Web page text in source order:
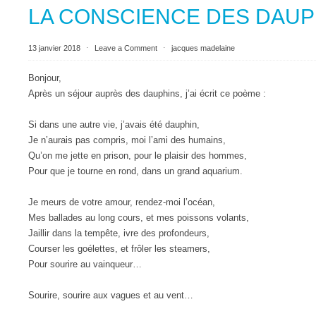
LA CONSCIENCE DES
13 janvier 2018 ⋅ Leave a Comment ⋅ jacques madelaine
Bonjour,
Après un séjour auprès des dauphins, j’ai écrit ce poème :
Si dans une autre vie, j’avais été dauphin,
Je n’aurais pas compris, moi l’ami des humains,
Qu’on me jette en prison, pour le plaisir des hommes,
Pour que je tourne en rond, dans un grand aquarium.
Je meurs de votre amour, rendez-moi l’océan,
Mes ballades au long cours, et mes poissons volants,
Jaillir dans la tempête, ivre des profondeurs,
Courser les goélettes, et frôler les steamers,
Pour sourire au vainqueur…
Sourire, sourire aux vagues et au vent…